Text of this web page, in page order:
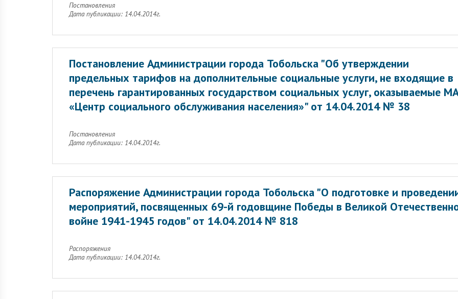
Постановления
Дата публикации: 14.04.2014г.
Постановление Администрации города Тобольска "Об утверждении
предельных тарифов на дополнительные социальные услуги, не входящие в
перечень гарантированных государством социальных услуг, оказываемые
«Центр социального обслуживания населения»" от 14.04.2014 № 38
Постановления
Дата публикации: 14.04.2014г.
Распоряжение Администрации города Тобольска "О подготовке и
мероприятий, посвященных 69-й годовщине Победы в Великой
войне 1941-1945 годов" от 14.04.2014 № 818
Распоряжения
Дата публикации: 14.04.2014г.